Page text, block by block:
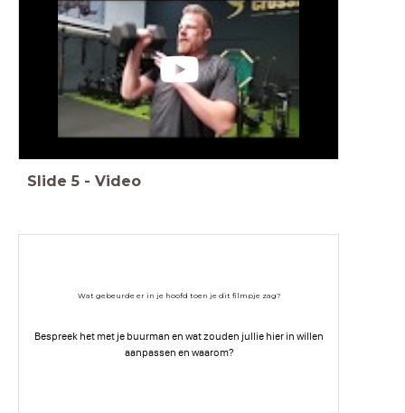
Slide 5 - Video
Wat gebeurde er in je hoofd toen je dit filmpje zag?
Bespreek het met je buurman en wat zouden jullie hier in willen
aanpassen en waarom?